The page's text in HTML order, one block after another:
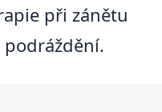
při zánětu